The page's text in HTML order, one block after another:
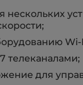
Wi-
телеканалами;
для